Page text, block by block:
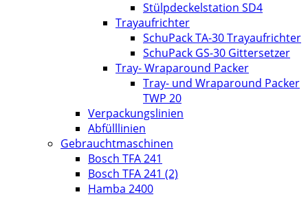
Stülpdeckelstation SD4
Trayaufrichter
SchuPack TA-30 Trayaufrichter
SchuPack GS-30 Gittersetzer
Tray- Wraparound Packer
Tray- und Wraparound Packer
TWP 20
Verpackungslinien
Abfülllinien
Gebrauchtmaschinen
Bosch TFA 241
Bosch TFA 241 (2)
Hamba 2400